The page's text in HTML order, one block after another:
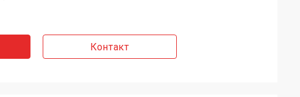
Контакт